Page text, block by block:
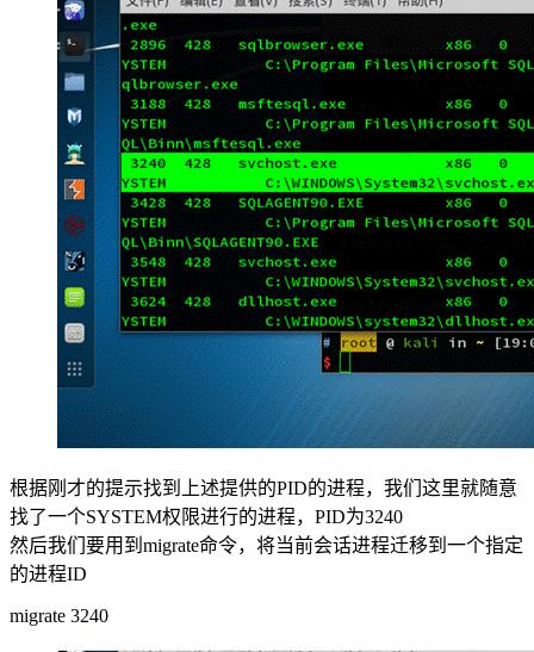
根据刚才的提示找到上述提供的PID的进程，我们这里就随意
找了一个SYSTEM权限进行的进程，PID为3240
然后我们要用到migrate命令，将当前会话进程迁移到一个指定
的进程ID
migrate 3240